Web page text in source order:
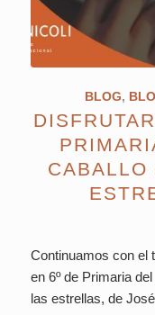
BLOG,
CABALLO
Continuamos con el
en 6º de Primaria
las estrellas, de